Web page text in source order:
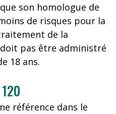
son homologue de
de risques pour la
de la
pas être administré
18 ans.
référence dans le